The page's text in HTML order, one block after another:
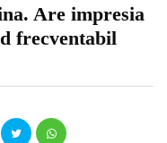
Are impresia
frecventabil